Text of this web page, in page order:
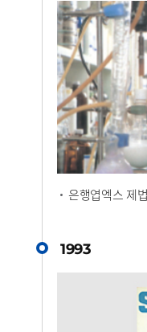
은행엽엑스 제
1993